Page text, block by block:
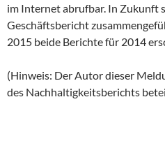
im Internet abrufbar. In Zukunft
Geschäftsbericht
2015 beide Berichte für 2014
(Hinweis: Der Autor dieser
des Nachhaltigkeitsberichts